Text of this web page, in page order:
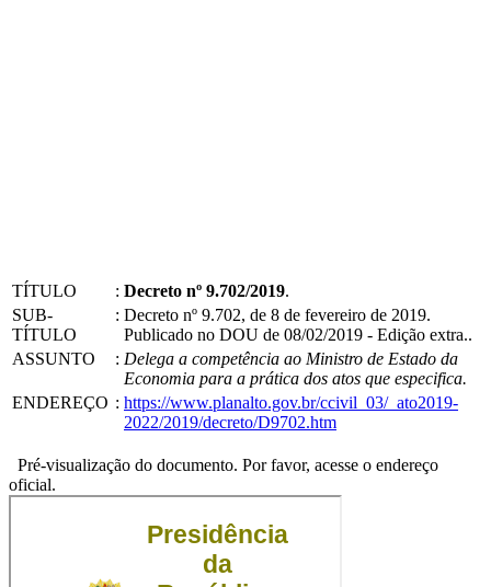
TÍTULO : Decreto nº 9.702/2019.
SUB-
TÍTULO
: Decreto nº 9.702, de 8 de fevereiro de 2019.
Publicado no DOU de 08/02/2019 - Edição extra..
ASSUNTO
: Delega a competência ao Ministro de Estado da
Economia para a prática dos atos que especifica.
ENDEREÇO : https://www.planalto.gov.br/ccivil_03/_ato2019-
2022/2019/decreto/D9702.htm
Pré-visualização do documento. Por favor, acesse o endereço
oficial.